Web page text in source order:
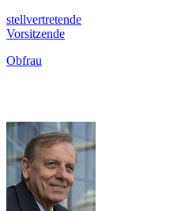
stellvertretende
Vorsitzende
Obfrau